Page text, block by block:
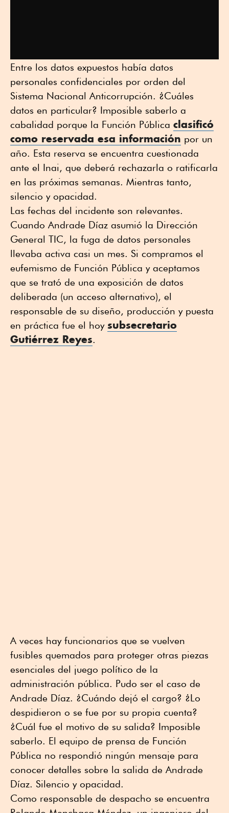
Entre los datos expuestos había datos
personales confidenciales por orden del
Sistema Nacional Anticorrupción. ¿Cuáles
datos en particular? Imposible saberlo a
cabalidad porque la Función Pública clasificó
como reservada esa información por un
año. Esta reserva se encuentra cuestionada
ante el Inai, que deberá rechazarla o ratificarla
en las próximas semanas. Mientras tanto,
silencio y opacidad.
Las fechas del incidente son relevantes.
Cuando Andrade Díaz asumió la Dirección
General TIC, la fuga de datos personales
llevaba activa casi un mes. Si compramos el
eufemismo de Función Pública y aceptamos
que se trató de una exposición de datos
deliberada (un acceso alternativo), el
responsable de su diseño, producción y puesta
en práctica fue el hoy subsecretario
Gutiérrez Reyes.
A veces hay funcionarios que se vuelven
fusibles quemados para proteger otras piezas
esenciales del juego político de la
administración pública. Pudo ser el caso de
Andrade Díaz. ¿Cuándo dejó el cargo? ¿Lo
despidieron o se fue por su propia cuenta?
¿Cuál fue el motivo de su salida? Imposible
saberlo. El equipo de prensa de Función
Pública no respondió ningún mensaje para
conocer detalles sobre la salida de Andrade
Díaz. Silencio y opacidad.
Como responsable de despacho se encuentra